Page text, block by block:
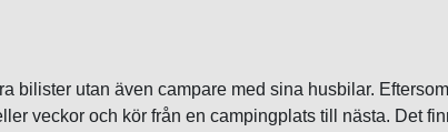
bilister utan även campare med sina husbilar.
veckor och kör från en campingplats till nästa. Det